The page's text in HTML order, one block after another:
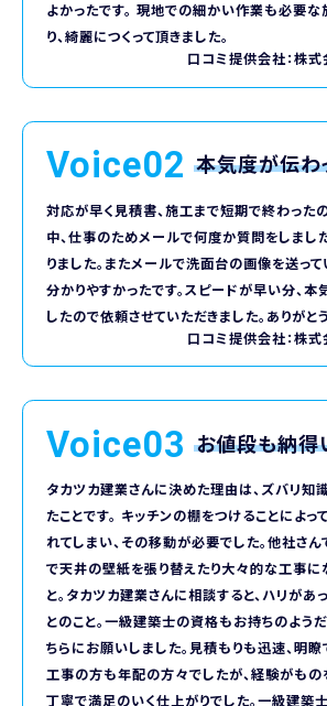
よかったです。 現地での細かい作業も必要な
り、綺麗につくって頂きました。
口コミ提供会社：株
Voice02 本気度が伝わ
対応が早く見積書、施工まで短期で終わった
中、仕事のためメールで何度か質問をしまし
りました。またメールで洗面台の画像を送っ
分かりやすかったです。スピードが早い分、本
したので依頼させていただきました。ありがとう
口コミ提供会社：株
Voice03 お値段も納得
タカツカ建業さんに決めた理由は、ズバリ知
たことです。 キッチンの棚をつけることによっ
れてしまい、その移動が必要でした。他社さん
で天井の壁紙を張り替えたり大々的な工事に
と。タカツカ建業さんに相談すると、ハリがあ
とのこと。一級建築士の資格もお持ちのようだ
ちらにお願いしました。見積もりも迅速、明瞭
工事の方も年配の方々でしたが、経験がもの
丁寧で満足のいく仕上がりでした。一級建築